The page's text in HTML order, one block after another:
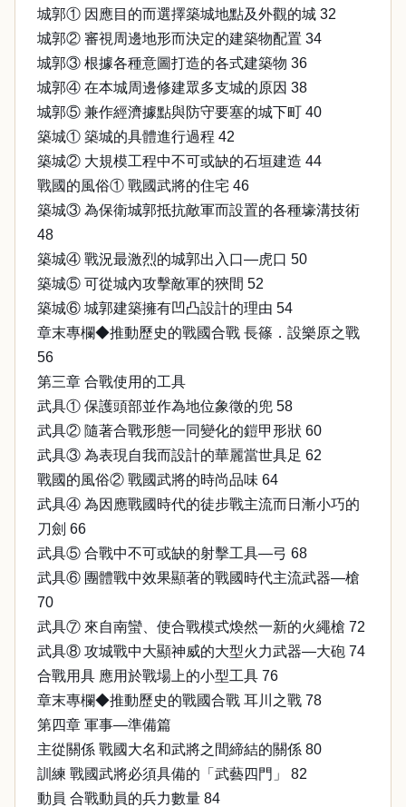
城郭① 因應目的而選擇築城地點及外觀的城 32
城郭② 審視周邊地形而決定的建築物配置 34
城郭③ 根據各種意圖打造的各式建築物 36
城郭④ 在本城周邊修建眾多支城的原因 38
城郭⑤ 兼作經濟據點與防守要塞的城下町 40
築城① 築城的具體進行過程 42
築城② 大規模工程中不可或缺的石垣建造 44
戰國的風俗① 戰國武將的住宅 46
築城③ 為保衛城郭抵抗敵軍而設置的各種壕溝技術
48
築城④ 戰況最激烈的城郭出入口—虎口 50
築城⑤ 可從城內攻擊敵軍的狹間 52
築城⑥ 城郭建築擁有凹凸設計的理由 54
章末專欄◆推動歷史的戰國合戰 長篠．設樂原之戰
56
第三章 合戰使用的工具
武具① 保護頭部並作為地位象徵的兜 58
武具② 隨著合戰形態一同變化的鎧甲形狀 60
武具③ 為表現自我而設計的華麗當世具足 62
戰國的風俗② 戰國武將的時尚品味 64
武具④ 為因應戰國時代的徒步戰主流而日漸小巧的
刀劍 66
武具⑤ 合戰中不可或缺的射擊工具—弓 68
武具⑥ 團體戰中效果顯著的戰國時代主流武器—槍
70
武具⑦ 來自南蠻、使合戰模式煥然一新的火繩槍 72
武具⑧ 攻城戰中大顯神威的大型火力武器—大砲 74
合戰用具 應用於戰場上的小型工具 76
章末專欄◆推動歷史的戰國合戰 耳川之戰 78
第四章 軍事—準備篇
主從關係 戰國大名和武將之間締結的關係 80
訓練 戰國武將必須具備的「武藝四門」 82
動員 合戰動員的兵力數量 84